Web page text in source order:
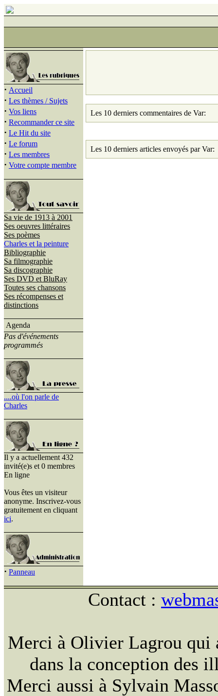
· Accueil
· Les thèmes / Sujets
· Vos liens
· Recommander ce site
· Le Hit du site
· Le forum
· Les membres
· Votre compte membre
Sa vie de 1913 à 2001
Ses oeuvres littéraires
Ses poèmes
Charles et la peinture
Bibliographie
Sa filmographie
Sa discographie
Ses DVD et BluRay
Toutes ses chansons
Ses récompenses et
distinctions
Agenda
Pas d'événements
programmés
....où l'on parle de
Charles
Il y a actuellement 432
invité(e)s et 0 membres
En ligne
Vous êtes un visiteur
anonyme. Inscrivez-vous
gratuitement en cliquant
ici.
· Panneau
Les 10 derniers commentaires de Var:
Les 10 derniers articles envoyés par Var:
Contact :
Merci à Olivier Lagrou qui
dans la conception des
Merci aussi à Sylvain